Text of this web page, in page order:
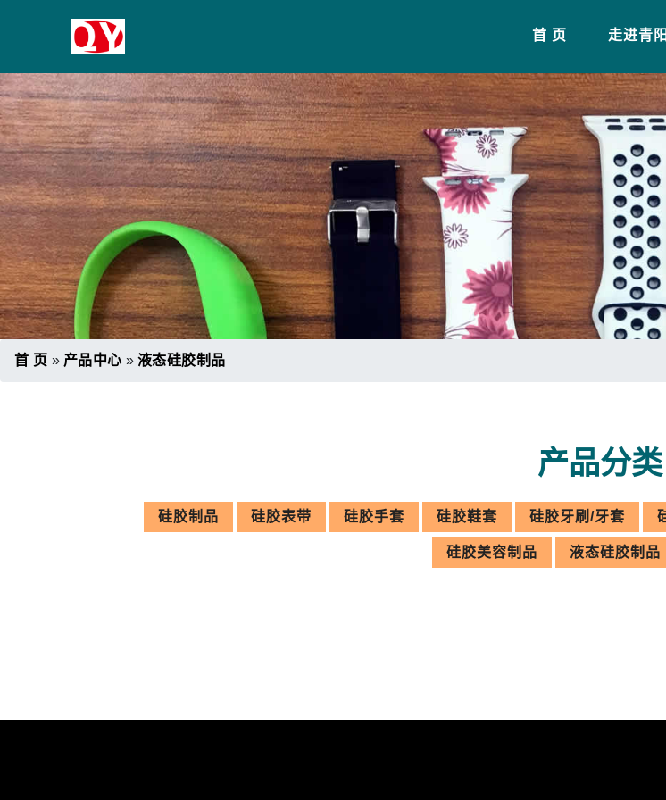
首 页 (current)
走进青
首 页 » 产品中心 » 液态硅胶制品
产品分类
硅胶制品 硅胶表带 硅胶手套 硅胶鞋套 硅胶牙刷/牙套
硅胶美容制品 液态硅胶制品